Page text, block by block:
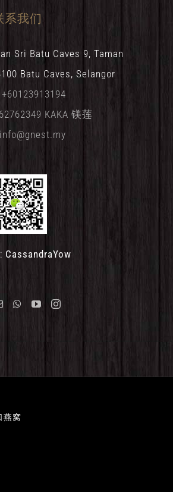
系我们
Sri Batu Caves 9, Taman
Batu Caves, Selangor
+60123913194
KAKA 镁莲
info@gnest.my
CassandraYow
燕窝